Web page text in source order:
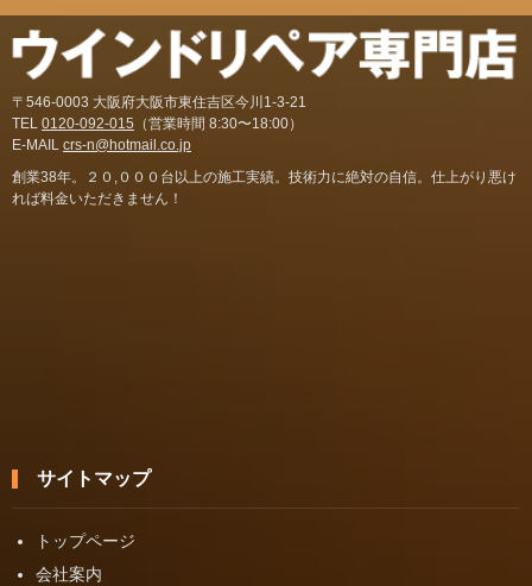
〒546-0003 大阪府大阪市東住吉区今川1-3-21
TEL 0120-092-015 （営業時間 8:30〜18:00）
E-MAIL crs-n@hotmail.co.jp
創業38年。２０,０００台以上の施工実績。技術力に絶対の自信。仕上がり悪け
れば料金いただきません！
サイトマップ
トップページ
会社案内